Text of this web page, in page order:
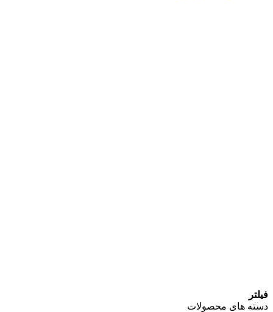
فیلتر
دسته های محصولات